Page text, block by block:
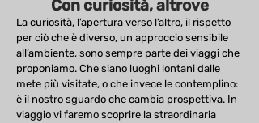
Con curiosità, altrove
La curiosità, l’apertura verso l’altro, il rispetto
per ciò che è diverso, un approccio sensibile
all’ambiente, sono sempre parte dei viaggi che
proponiamo. Che siano luoghi lontani dalle
mete più visitate, o che invece le contemplino:
è il nostro sguardo che cambia prospettiva. In
viaggio vi faremo scoprire la straordinaria